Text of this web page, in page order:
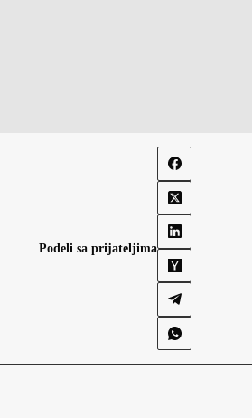
Podeli sa prijateljima